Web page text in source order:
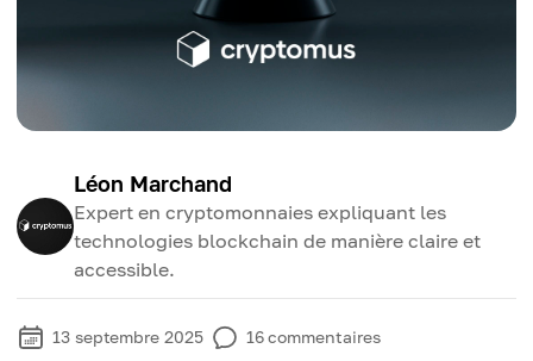
Léon Marchand
Expert en cryptomonnaies expliquant les
technologies blockchain de manière claire et
accessible.
13 septembre 2025 16 commentaires